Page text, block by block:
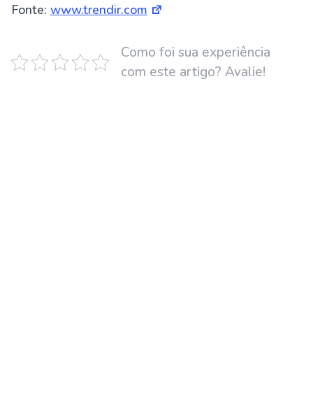
Fonte: www.trendir.com
Como foi sua experiência
com este artigo? Avalie!